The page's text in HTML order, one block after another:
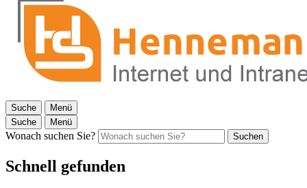
Suche
Menü
Suche
Menü
Wonach suchen Sie? Suchen
Schnell gefunden